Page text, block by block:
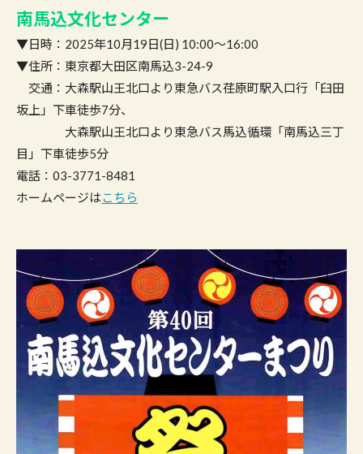
南馬込文化センター
▼日時：2025年10月19日(日) 10:00〜16:00
▼住所：東京都大田区南馬込3-24-9
交通：大森駅山王北口より東急バス荏原町駅入口行「臼田
坂上」下車徒歩7分、
大森駅山王北口より東急バス馬込循環「南馬込三丁
目」下車徒歩5分
電話：03-3771-8481
ホームページはこちら